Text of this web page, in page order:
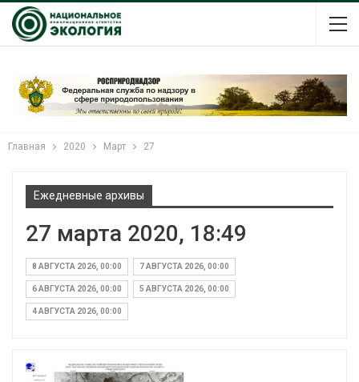
Главная 2020 Март 27
Ежедневные архивы
27 марта 2020, 18:49
8 АВГУСТА 2026, 00:00 7 АВГУСТА 2026, 00:00
6 АВГУСТА 2026, 00:00 5 АВГУСТА 2026, 00:00
4 АВГУСТА 2026, 00:00